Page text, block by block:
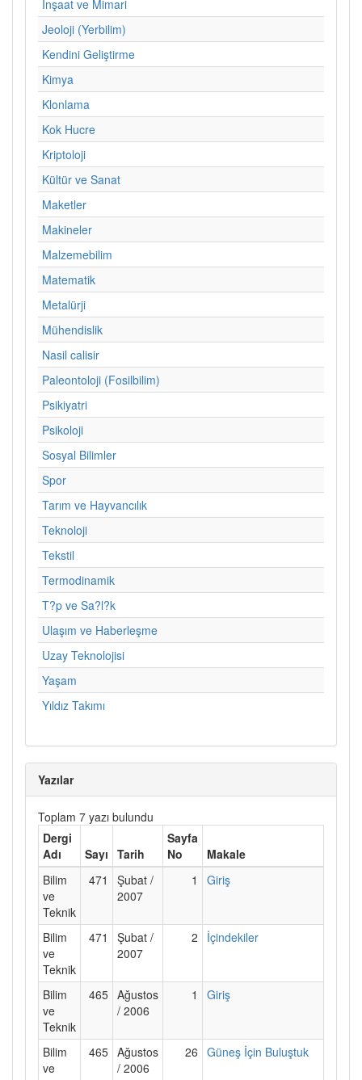
İnşaat ve Mimari
Jeoloji (Yerbilim)
Kendini Geliştirme
Kimya
Klonlama
Kok Hucre
Kriptoloji
Kültür ve Sanat
Maketler
Makineler
Malzemebilim
Matematik
Metalürji
Mühendislik
Nasil calisir
Paleontoloji (Fosilbilim)
Psikiyatri
Psikoloji
Sosyal Bilimler
Spor
Tarım ve Hayvancılık
Teknoloji
Tekstil
Termodinamik
T?p ve Sa?l?k
Ulaşım ve Haberleşme
Uzay Teknolojisi
Yaşam
Yıldız Takımı
Yazılar
Toplam 7 yazı bulundu
Dergi
Adı
Sayı Tarih
Sayfa
No
Makale
Bilim
ve
Teknik
471
Şubat /
2007
1 Giriş
Bilim
ve
Teknik
471
Şubat /
2007
2 İçindekiler
Bilim
ve
Teknik
465 Ağustos
/ 2006
1 Giriş
Bilim
ve
465 Ağustos
/ 2006
26 Güneş İçin Buluştuk